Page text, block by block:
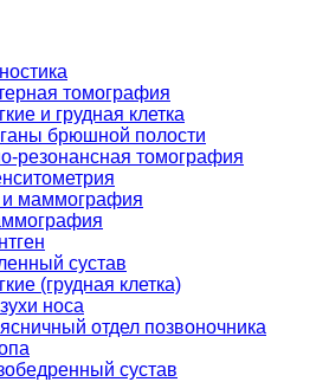
томография
и грудная клетка
брюшной полости
резонансная томография
и маммография
сустав
(грудная клетка)
носа
отдел позвоночника
сустав